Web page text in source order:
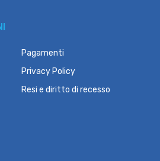
Pagamenti
Privacy Policy
Resi e diritto di recesso